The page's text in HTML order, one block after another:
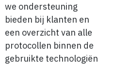
we ondersteuning
bieden bij klanten en
een overzicht van alle
protocollen binnen de
gebruikte technologiën